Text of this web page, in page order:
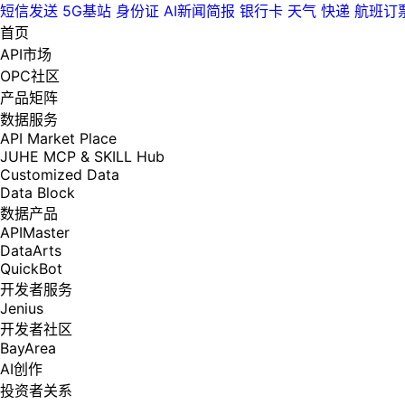
短信发送 5G基站 身份证 AI新闻简报 银行卡 天气 快递 航班订
首页
API市场
OPC社区
产品矩阵
数据服务
API Market Place
JUHE MCP & SKILL Hub
Customized Data
Data Block
数据产品
APIMaster
DataArts
QuickBot
开发者服务
Jenius
开发者社区
BayArea
AI创作
投资者关系